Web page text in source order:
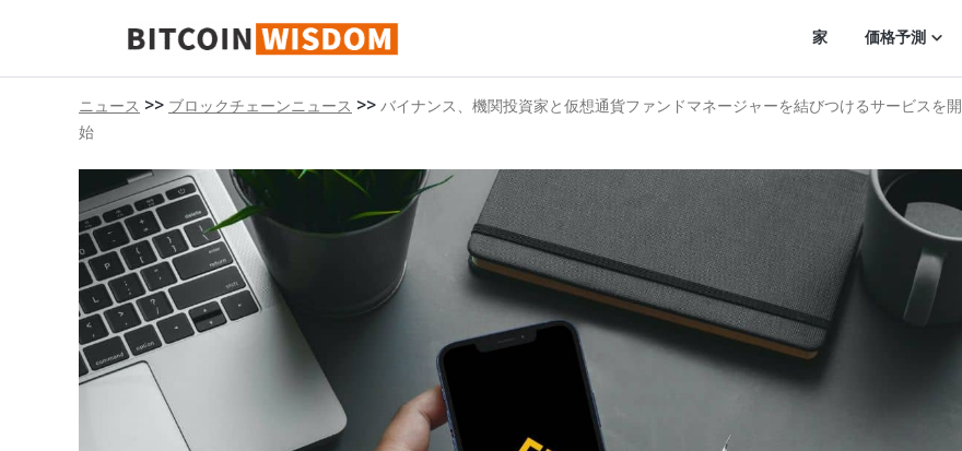
ビットコインの知恵
家 価格予測
ニュース >> ブロックチェーンニュース >> バイナンス、機関投資家と仮想通貨ファンドマネージャーを結びつけるサービスを開
始